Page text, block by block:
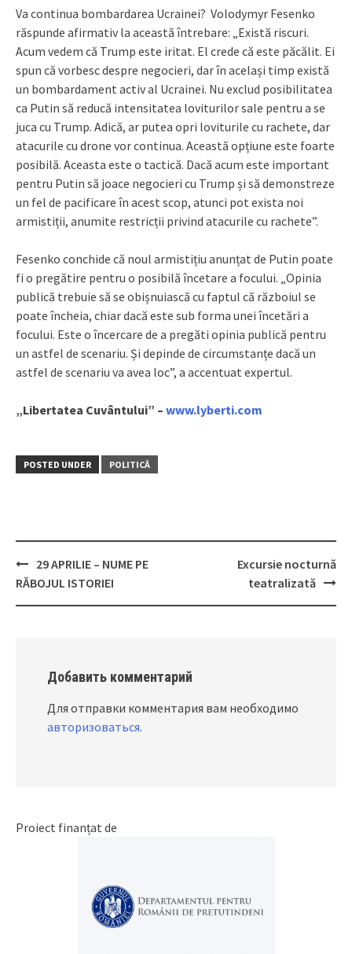
Va continua bombardarea Ucrainei? Volodymyr Fesenko
răspunde afirmativ la această întrebare: „Există riscuri.
Acum vedem că Trump este iritat. El crede că este păcălit. Ei
spun că vorbesc despre negocieri, dar în același timp există
un bombardament activ al Ucrainei. Nu exclud posibilitatea
ca Putin să reducă intensitatea loviturilor sale pentru a se
juca cu Trump. Adică, ar putea opri loviturile cu rachete, dar
atacurile cu drone vor continua. Această opțiune este foarte
posibilă. Aceasta este o tactică. Dacă acum este important
pentru Putin să joace negocieri cu Trump și să demonstreze
un fel de pacificare în acest scop, atunci pot exista noi
armistiții, anumite restricții privind atacurile cu rachete”.
Fesenko conchide că noul armistițiu anunțat de Putin poate
fi o pregătire pentru o posibilă încetare a focului. „Opinia
publică trebuie să se obișnuiască cu faptul că războiul se
poate încheia, chiar dacă este sub forma unei încetări a
focului. Este o încercare de a pregăti opinia publică pentru
un astfel de scenariu. Și depinde de circumstanțe dacă un
astfel de scenariu va avea loc”, a accentuat expertul.
„Libertatea Cuvântului” – www.lyberti.com
POSTED UNDER POLITICĂ
Post
navigation
29 APRILIE – NUME PE
RĂBOJUL ISTORIEI
Excursie nocturnă
teatralizată
Добавить комментарий
Для отправки комментария вам необходимо
авторизоваться.
Proiect finanțat de